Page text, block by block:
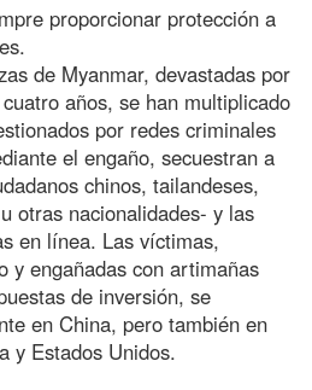
proporcionar protección a
de Myanmar, devastadas por
años, se han multiplicado
por redes criminales
el engaño, secuestran a
chinos, tailandeses,
otras nacionalidades- y las
en línea. Las víctimas,
y engañadas con artimañas
de inversión, se
en China, pero también en
y Estados Unidos.